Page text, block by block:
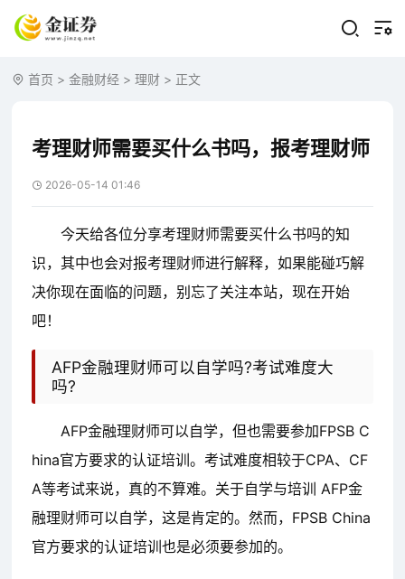
首页 >金融财经 >理财 > 正文
考理财师需要买什么书吗，报考理财师
2026-05-14 01:46
今天给各位分享考理财师需要买什么书吗的知
识，其中也会对报考理财师进行解释，如果能碰巧解
决你现在面临的问题，别忘了关注本站，现在开始
吧！
AFP金融理财师可以自学吗?考试难度大
吗?
AFP金融理财师可以自学，但也需要参加FPSB C
hina官方要求的认证培训。考试难度相较于CPA、CF
A等考试来说，真的不算难。关于自学与培训 AFP金
融理财师可以自学，这是肯定的。然而，FPSB China
官方要求的认证培训也是必须要参加的。